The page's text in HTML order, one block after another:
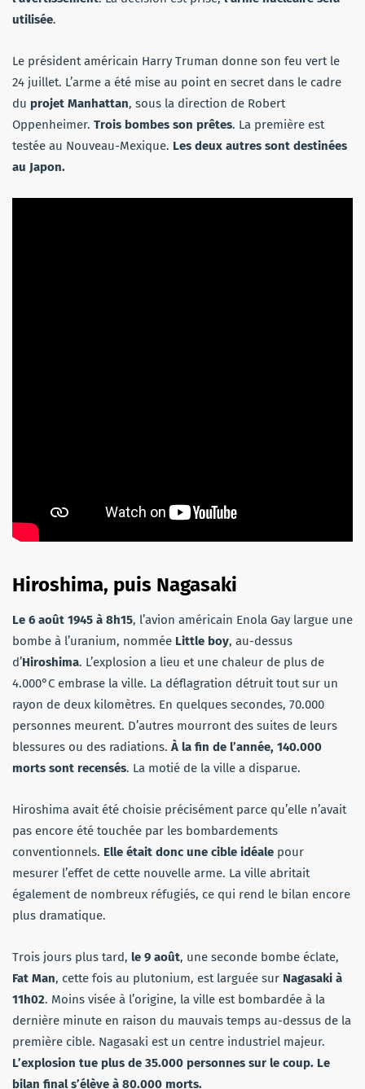
utilisée.
Le président américain Harry Truman donne son feu vert le
24 juillet. L’arme a été mise au point en secret dans le cadre
du projet Manhattan, sous la direction de Robert
Oppenheimer. Trois bombes son prêtes. La première est
testée au Nouveau-Mexique. Les deux autres sont destinées
au Japon.
Hiroshima, puis Nagasaki
Le 6 août 1945 à 8h15, l’avion américain Enola Gay largue une
bombe à l’uranium, nommée Little boy, au-dessus
d’Hiroshima. L’explosion a lieu et une chaleur de plus de
4.000°C embrase la ville. La déflagration détruit tout sur un
rayon de deux kilomètres. En quelques secondes, 70.000
personnes meurent. D’autres mourront des suites de leurs
blessures ou des radiations. À la fin de l’année, 140.000
morts sont recensés. La motié de la ville a disparue.
Hiroshima avait été choisie précisément parce qu’elle n’avait
pas encore été touchée par les bombardements
conventionnels. Elle était donc une cible idéale pour
mesurer l’effet de cette nouvelle arme. La ville abritait
également de nombreux réfugiés, ce qui rend le bilan encore
plus dramatique.
Trois jours plus tard, le 9 août, une seconde bombe éclate,
Fat Man, cette fois au plutonium, est larguée sur Nagasaki à
11h02. Moins visée à l’origine, la ville est bombardée à la
dernière minute en raison du mauvais temps au-dessus de la
première cible. Nagasaki est un centre industriel majeur.
L’explosion tue plus de 35.000 personnes sur le coup. Le
bilan final s’élève à 80.000 morts.